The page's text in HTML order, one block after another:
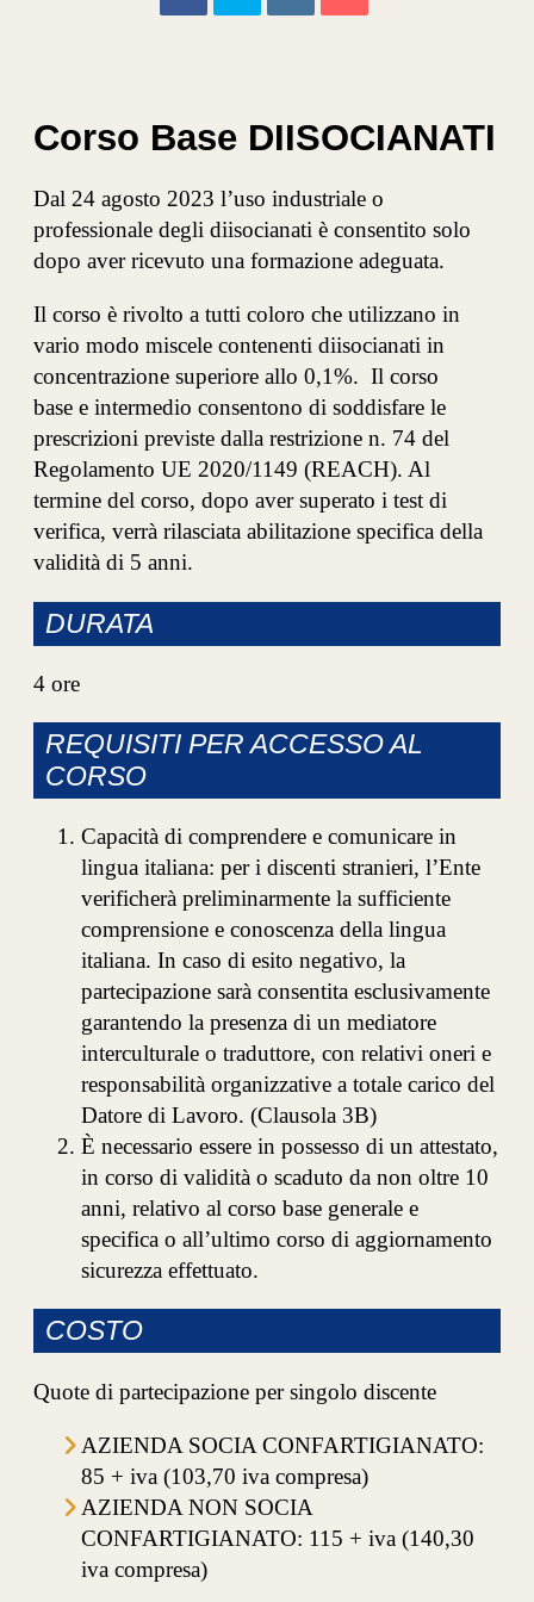
Corso Base DIISOCIANATI
Dal 24 agosto 2023 l’uso industriale o
professionale degli diisocianati è consentito solo
dopo aver ricevuto una formazione adeguata.
Il corso è rivolto a tutti coloro che utilizzano in
vario modo miscele contenenti diisocianati in
concentrazione superiore allo 0,1%.​ Il corso
base e intermedio consentono di soddisfare le
prescrizioni previste dalla restrizione n. 74 del
Regolamento UE 2020/1149 (REACH). Al
termine del corso, dopo aver superato i test di
verifica, verrà rilasciata abilitazione specifica della
validità di 5 anni.
DURATA
4 ore
REQUISITI PER ACCESSO AL
CORSO
Capacità di comprendere e comunicare in
lingua italiana: per i discenti stranieri, l’Ente
verificherà preliminarmente la sufficiente
comprensione e conoscenza della lingua
italiana. In caso di esito negativo, la
partecipazione sarà consentita esclusivamente
garantendo la presenza di un mediatore
interculturale o traduttore, con relativi oneri e
responsabilità organizzative a totale carico del
Datore di Lavoro. (Clausola 3B)
È necessario essere in possesso di un attestato,
in corso di validità o scaduto da non oltre 10
anni, relativo al corso base generale e
specifica o all’ultimo corso di aggiornamento
sicurezza effettuato.
COSTO
Quote di partecipazione per singolo discente
AZIENDA SOCIA CONFARTIGIANATO:
85 + iva (103,70 iva compresa)
AZIENDA NON SOCIA
CONFARTIGIANATO: 115 + iva (140,30
iva compresa)